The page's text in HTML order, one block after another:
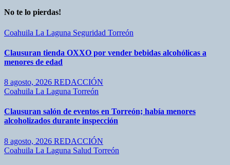
No te lo pierdas!
Coahuila La Laguna Seguridad Torreón
Clausuran tienda OXXO por vender bebidas alcohólicas a
menores de edad
8 agosto, 2026 REDACCIÓN
Coahuila La Laguna Torreón
Clausuran salón de eventos en Torreón; había menores
alcoholizados durante inspección
8 agosto, 2026 REDACCIÓN
Coahuila La Laguna Salud Torreón